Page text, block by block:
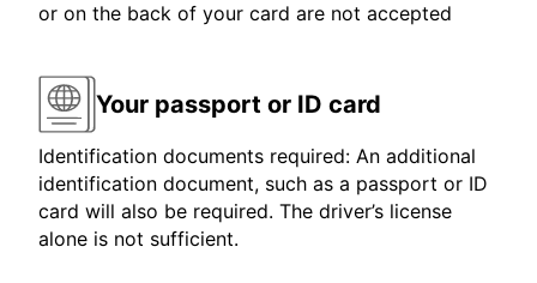
or on the back of your card are not accepted
Your passport or ID card
Identification documents required: An additional
identification document, such as a passport or ID
card will also be required. The driver’s license
alone is not sufficient.